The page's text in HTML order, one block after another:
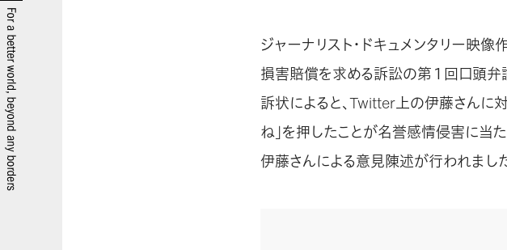
ジャーナリスト・ドキュメンタリー映
損害賠償を求める訴訟の第１回口頭
訴状によると、Twitter上の伊藤さんに
ね｣を押したことが名誉感情侵害に当
伊藤さんによる意見陳述が行われまし